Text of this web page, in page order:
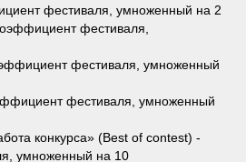
фестиваля, умноженный на 2
фестиваля,
фестиваля, умноженный
фестиваля, умноженный
конкурса» (Best of contest) -
умноженный на 10